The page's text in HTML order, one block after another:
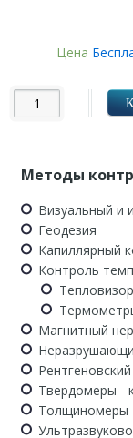
Цена
Методы
Визуальный и
Геодезия
Капиллярный
Контроль
Магнитный
Твердомеры -
Толщиномеры